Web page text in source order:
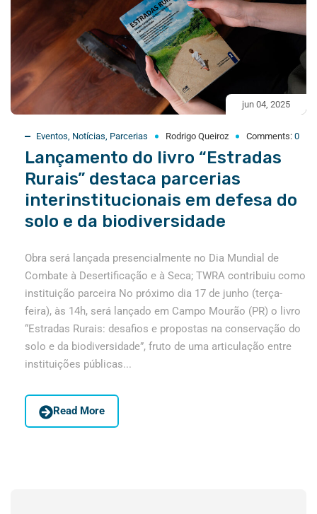
jun 04, 2025
Eventos, Notícias, Parcerias Rodrigo Queiroz Comments: 0
Lançamento do livro “Estradas
Rurais” destaca parcerias
interinstitucionais em defesa do
solo e da biodiversidade
Obra será lançada presencialmente no Dia Mundial de
Combate à Desertificação e à Seca; TWRA contribuiu como
instituição parceira No próximo dia 17 de junho (terça-
feira), às 14h, será lançado em Campo Mourão (PR) o livro
“Estradas Rurais: desafios e propostas na conservação do
solo e da biodiversidade”, fruto de uma articulação entre
instituições públicas...
Read More